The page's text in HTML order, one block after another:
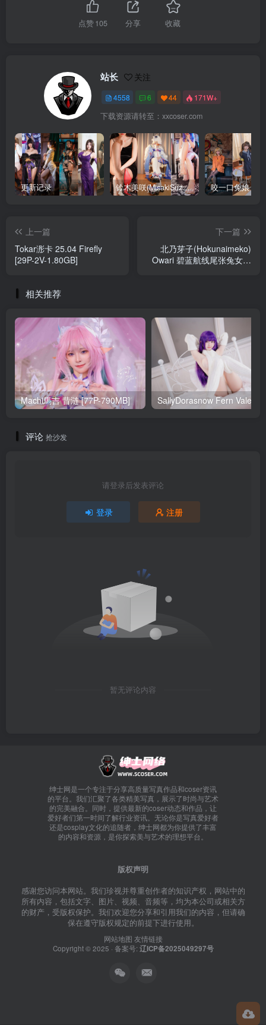
点赞105 分享 收藏
站长 关注
4558 6 44 171W+
下载资源请转至：xxcoser.com
更新记录 铃木美咲(MisakiSuzuki) 合集下载 咬一口兔娘 合
上一篇
Tokar浵卡 25.04 Firefly
[29P-2V-1.80GB]
下一篇
北乃芽子(Hokunaimeko)
Owari 碧蓝航线尾张兔女郎
相关推荐
Machi馬吉 昔涟 [77P-790MB]
评论 抢沙发
请登录后发表评论
登录 注册
暂无评论内容
绅士网是一个专注于分享高质量写真作品和coser资讯
的平台。我们汇聚了各类精美写真，展示了时尚与艺术
的完美融合。同时，提供最新的coser动态和作品，让
爱好者们第一时间了解行业资讯。无论你是写真爱好者
还是cosplay文化的追随者，绅士网都为你提供了丰富
的内容和资源，是你探索美与艺术的理想平台。
版权声明
感谢您访问本网站。我们珍视并尊重创作者的知识产权，网站中的
所有内容，包括文字、图片、视频、音频等，均为本公司或相关方
的财产，受版权保护。我们欢迎您分享和引用我们的内容，但请确
保在遵守版权规定的前提下进行使用。
网站地图 友情链接
Copyright © 2025 · 备案号: 辽ICP备2025049297号